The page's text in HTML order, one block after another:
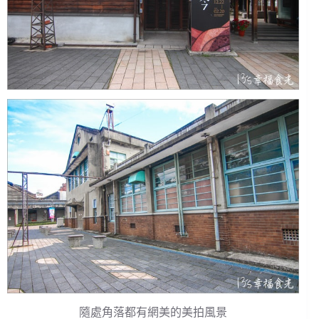
隨處角落都有網美的美拍風景